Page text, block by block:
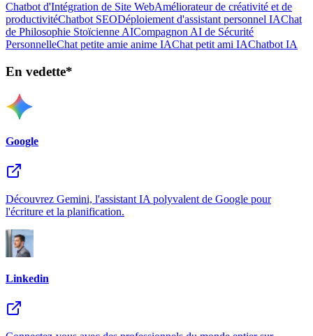
Chatbot d'Intégration de Site WebAméliorateur de créativité et de
productivitéChatbot SEODéploiement d'assistant personnel IAChat
de Philosophie Stoïcienne AICompagnon AI de Sécurité
PersonnelleChat petite amie anime IAChat petit ami IAChatbot IA
En vedette*
Google
Découvrez Gemini, l'assistant IA polyvalent de Google pour
l'écriture et la planification.
Linkedin